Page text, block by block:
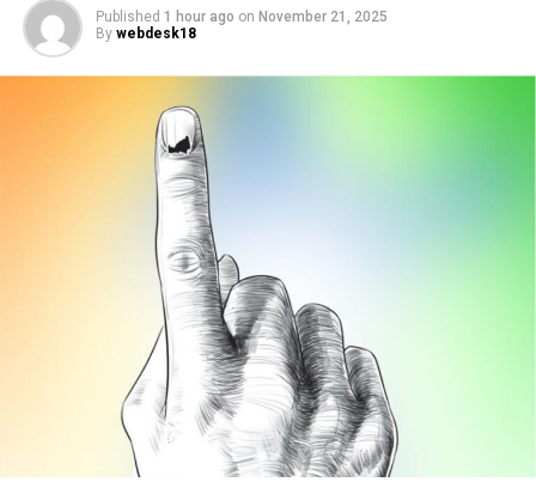
Published 1 hour ago on November 21, 2025
By webdesk18